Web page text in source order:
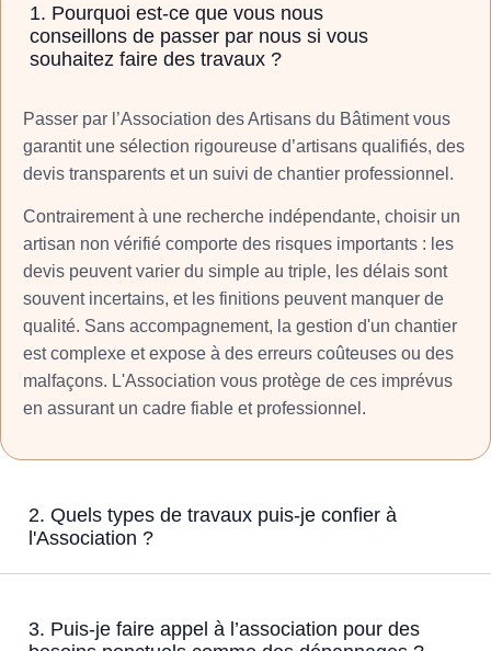
1. Pourquoi est-ce que vous nous
conseillons de passer par nous si vous
souhaitez faire des travaux ?
Passer par l’Association des Artisans du Bâtiment vous
garantit une sélection rigoureuse d’artisans qualifiés, des
devis transparents et un suivi de chantier professionnel.
Contrairement à une recherche indépendante, choisir un
artisan non vérifié comporte des risques importants : les
devis peuvent varier du simple au triple, les délais sont
souvent incertains, et les finitions peuvent manquer de
qualité. Sans accompagnement, la gestion d'un chantier
est complexe et expose à des erreurs coûteuses ou des
malfaçons. L'Association vous protège de ces imprévus
en assurant un cadre fiable et professionnel.
2. Quels types de travaux puis-je confier à
l'Association ?
3. Puis-je faire appel à l’association pour des